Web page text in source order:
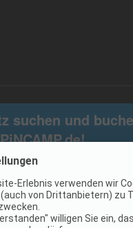
suchen und
PiNCAMP.de!